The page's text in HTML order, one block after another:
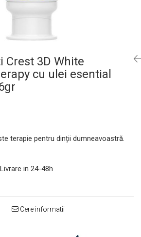
Crest 3D White
cu ulei esential
terapie pentru dinții dumneavoastră.
in 24-48h
Cere informatii